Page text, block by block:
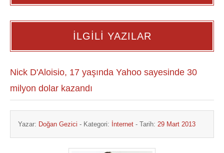
İLGİLİ YAZILAR
Nick D'Aloisio, 17 yaşında Yahoo sayesinde 30
milyon dolar kazandı
Yazar: Doğan Gezici - Kategori: İnternet - Tarih: 29 Mart 2013